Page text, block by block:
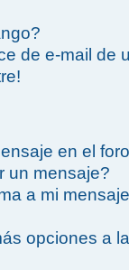
de e-mail de
en el
un mensaje?
a mi
opciones a la